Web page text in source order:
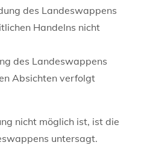
des Landeswappens
Handelns nicht
des Landeswappens
Absichten verfolgt
nicht möglich ist, ist die
untersagt.